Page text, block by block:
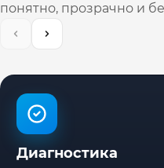
понятно, прозрачно и
Диагностика